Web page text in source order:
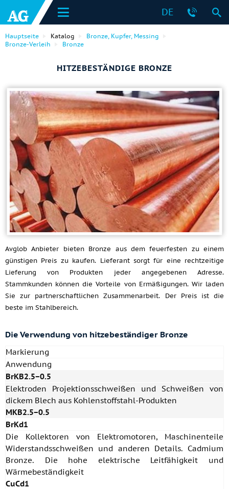
DE
Hauptseite Katalog
Bronze, Kupfer, Messing
Bronze-Verleih
Bronze
HITZEBESTÄNDIGE BRONZE
Avglob Anbieter bieten Bronze aus dem feuerfesten zu einem
günstigen Preis zu kaufen. Lieferant sorgt für eine rechtzeitige
Lieferung von Produkten jeder angegebenen Adresse.
Stammkunden können die Vorteile von Ermäßigungen. Wir laden
Sie zur partnerschaftlichen Zusammenarbeit. Der Preis ist die
beste im Stahlbereich.
Die Verwendung von hitzebeständiger Bronze
Markierung
Anwendung
BrKB2.5−0.5
Elektroden Projektionsschweißen und Schweißen von
dickem Blech aus Kohlenstoffstahl-Produkten
MKB2.5−0.5
BrKd1
Die Kollektoren von Elektromotoren, Maschinenteile
Widerstandsschweißen und anderen Details. Cadmium
Bronze. Die hohe elektrische Leitfähigkeit und
Wärmebeständigkeit
CuCd1